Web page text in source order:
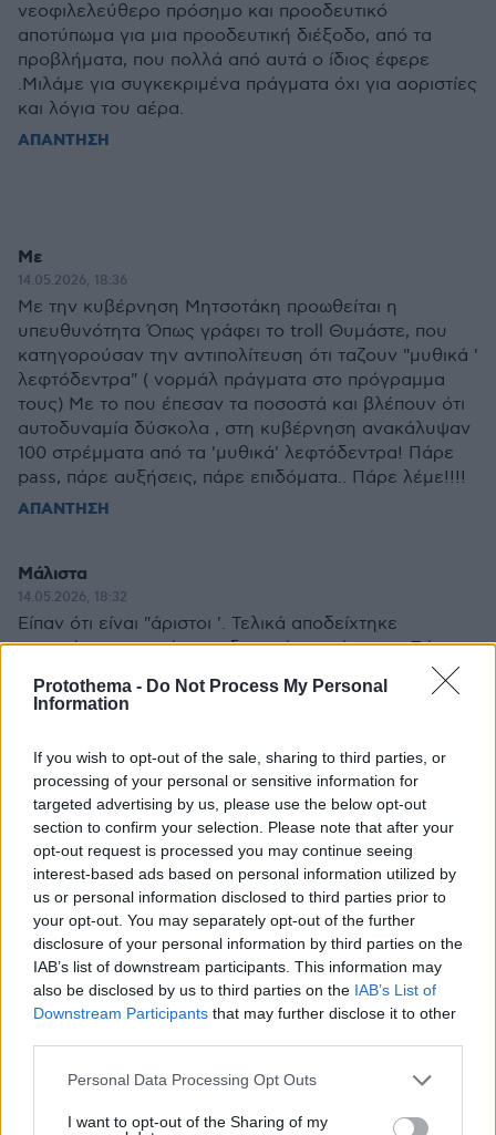
Protothema - Do Not Process My Personal
Information
If you wish to opt-out of the sale, sharing to third parties, or
processing of your personal or sensitive information for
targeted advertising by us, please use the below opt-out
section to confirm your selection. Please note that after your
opt-out request is processed you may continue seeing
interest-based ads based on personal information utilized by
us or personal information disclosed to third parties prior to
your opt-out. You may separately opt-out of the further
disclosure of your personal information by third parties on the
IAB’s list of downstream participants. This information may
also be disclosed by us to third parties on the IAB’s List of
Downstream Participants that may further disclose it to other
Please note that this website/app uses one or more Google
not limited to your visit or usage behaviour. You may click to
Personal Data Processing Opt Outs
I want to opt-out of the Sharing of my
νεοφιλελεύθερο πρόσημο και προοδευτικό
αποτύπωμα για μια προοδευτική διέξοδο, από τα
προβλήματα, που πολλά από αυτά ο ίδιος έφερε
.Μιλάμε για συγκεκριμένα πράγματα όχι για αοριστίες
και λόγια του αέρα.
ΑΠΑΝΤΗΣΗ
Με
14.05.2026, 18:36
Με την κυβέρνηση Μητσοτάκη προωθείται η
υπευθυνότητα Όπως γράφει το troll Θυμάστε, που
κατηγορούσαν την αντιπολίτευση ότι ταζουν "μυθικά '
λεφτόδεντρα" ( νορμάλ πράγματα στο πρόγραμμα
τους) Με το που έπεσαν τα ποσοστά και βλέπουν ότι
αυτοδυναμία δύσκολα , στη κυβέρνηση ανακάλυψαν
100 στρέμματα από τα 'μυθικά' λεφτόδεντρα! Πάρε
pass, πάρε αυξήσεις, πάρε επιδόματα.. Πάρε λέμε!!!!
ΑΠΑΝΤΗΣΗ
Μάλιστα
14.05.2026, 18:32
Είπαν ότι είναι "άριστοι '. Τελικά αποδείχτηκε
εννοούσαν στο φάγωμα δημοσίου χρήματος. Πάντα
ΑΠΑΝΤΗΣΗ
μην τους πιστεύετε
14.05.2026, 18:31
Τώρα που καταλάβαινουν ότι γιόκ νέα αυτοδυναμία, (
είναι και τα σκάνδαλα.. ) θα πουν ότι έκαναν τα πάντα
, ένα τεράστιο έργο, και θα ταξουν τα πάντα! Ενώ
παράλληλα θα επιτίθεται και στη αντιπολίτευση **Και
σιγά μη μας πει την αλήθεια ο εργαζόμενος
σχολιαστής.που συνηθίζει και να απαντάει στον
εαυτό του ' έχετε απόλυτα δίκιο - παρά πολύ σωστά'!
ΑΠΑΝΤΗΣΗ
14.05.2026, 16:23
Δύσκολοι καιροί για προφήτες αφού δεν υπάρχουν